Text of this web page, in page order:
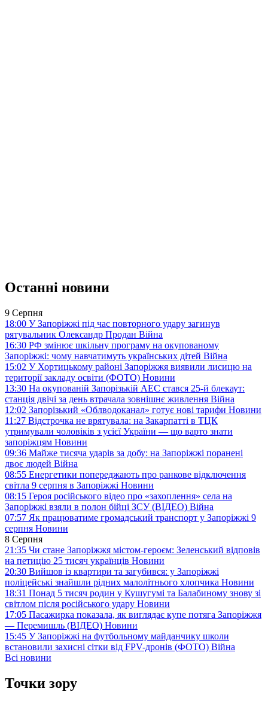
Останні новини
9 Серпня
18:00 У Запоріжжі під час повторного удару загинув
рятувальник Олександр Продан Війна
16:30 РФ змінює шкільну програму на окупованому
Запоріжжі: чому навчатимуть українських дітей Війна
15:02 У Хортицькому районі Запоріжжя виявили лисицю на
території закладу освіти (ФОТО) Новини
13:30 На окупованій Запорізькій АЕС стався 25-й блекаут:
станція двічі за день втрачала зовнішнє живлення Війна
12:02 Запорізький «Облводоканал» готує нові тарифи Новини
11:27 Відстрочка не врятувала: на Закарпатті в ТЦК
утримували чоловіків з усієї України — що варто знати
запоріжцям Новини
09:36 Майже тисяча ударів за добу: на Запоріжжі поранені
двоє людей Війна
08:55 Енергетики попереджають про ранкове відключення
світла 9 серпня в Запоріжжі Новини
08:15 Героя російського відео про «захоплення» села на
Запоріжжі взяли в полон бійці ЗСУ (ВІДЕО) Війна
07:57 Як працюватиме громадський транспорт у Запоріжжі 9
серпня Новини
8 Серпня
21:35 Чи стане Запоріжжя містом-героєм: Зеленський відповів
на петицію 25 тисяч українців Новини
20:30 Вийшов із квартири та загубився: у Запоріжжі
поліцейські знайшли рідних малолітнього хлопчика Новини
18:31 Понад 5 тисяч родин у Кушугумі та Балабиному знову зі
світлом після російського удару Новини
17:05 Пасажирка показала, як виглядає купе потяга Запоріжжя
— Перемишль (ВІДЕО) Новини
15:45 У Запоріжжі на футбольному майданчику школи
встановили захисні сітки від FPV-дронів (ФОТО) Війна
Всі новини
Точки зору